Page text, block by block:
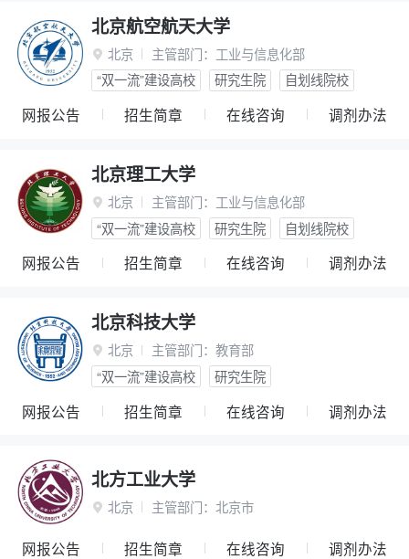
北京航空航天大学
 北京 主管部门： 工业与信息化部
“双一流”建设高校
研究生院 自划线院校
网报公告 招生简章 在线咨询 调剂办法
北京理工大学
 北京 主管部门： 工业与信息化部
“双一流”建设高校
研究生院 自划线院校
网报公告 招生简章 在线咨询 调剂办法
北京科技大学
 北京 主管部门： 教育部
“双一流”建设高校
研究生院
网报公告 招生简章 在线咨询 调剂办法
北方工业大学
 北京 主管部门： 北京市
网报公告 招生简章 在线咨询 调剂办法